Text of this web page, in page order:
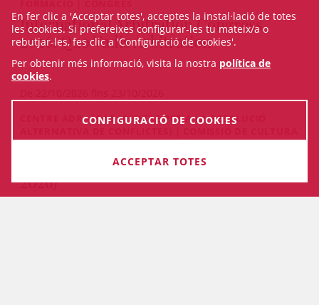
International Arbitration Congress
2026. Quo Vadis Arbitration
CENTRE ADR - ICAB (CENTRE PER A LA RESOLUCIÓ
/ FORMACIÓ | CENTRE ADR - ICAB | ALTRES CURSOS
Curs de Dret Col·laboratiu (ed. octubre
2026)
En fer clic a 'Acceptar totes', acceptes la instal·lació de totes
les cookies. Si prefereixes configurar-les tu mateix/a o
rebutjar-les, fes clic a 'Configuració de cookies'.
Per obtenir més informació, visita la nostra política de
cookies.
CONFIGURACIÓ DE COOKIES
ACCEPTAR TOTES